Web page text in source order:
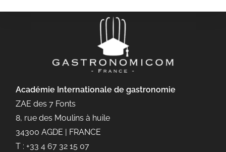
Académie Internationale de gastronomie
ZAE des 7 Fonts
8, rue des Moulins à huile
34300 AGDE | FRANCE
T : +33 4 67 32 15 07